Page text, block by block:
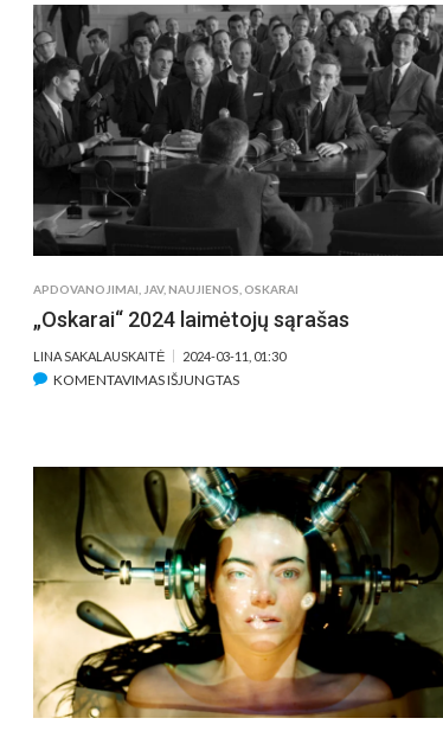
PAVASARIO“
ATIDARYMO
FILMAS
BUS
RODOMAS
VISOJE
LIETUVOJE
APDOVANOJIMAI JAV,NAUJIENOS OSKARAI
„Oskarai“ 2024 laimėtojų sąrašas
LINA SAKALAUSKAITĖ 2024-03-11, 01:30
KOMENTAVIMAS IŠJUNGTASĮRAŠE
SĄRAŠAS